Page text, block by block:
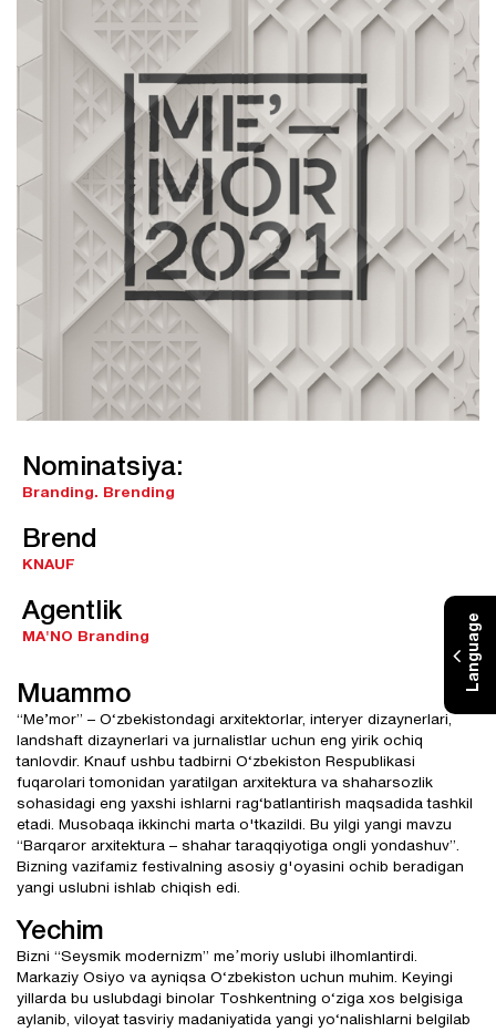
Language
Nominatsiya:
Branding. Brending
Brend
KNAUF
Agentlik
MA'NO Branding
Muammo
“Me’mor” – O‘zbekistondagi arxitektorlar, interyer dizaynerlari,
landshaft dizaynerlari va jurnalistlar uchun eng yirik ochiq
tanlovdir. Knauf ushbu tadbirni O‘zbekiston Respublikasi
fuqarolari tomonidan yaratilgan arxitektura va shaharsozlik
sohasidagi eng yaxshi ishlarni rag‘batlantirish maqsadida tashkil
etadi. Musobaqa ikkinchi marta o'tkazildi. Bu yilgi yangi mavzu
“Barqaror arxitektura – shahar taraqqiyotiga ongli yondashuv”.
Bizning vazifamiz festivalning asosiy g'oyasini ochib beradigan
yangi uslubni ishlab chiqish edi.
Yechim
Bizni “Seysmik modernizm” meʼmoriy uslubi ilhomlantirdi.
Markaziy Osiyo va ayniqsa O‘zbekiston uchun muhim. Keyingi
yillarda bu uslubdagi binolar Toshkentning o‘ziga xos belgisiga
aylanib, viloyat tasviriy madaniyatida yangi yo‘nalishlarni belgilab